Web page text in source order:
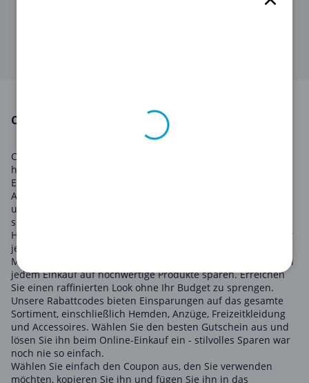
CHARLES TYRWHITT DE in August 2026
Charles Tyrwhitt DE ist ein renommierter Anbieter von
hochwertiger Herrenmode und Accessoires mit britischer
Eleganz. Die Produktpalette umfasst alles von Hemden und
Anzügen bis hin zu Schuhen und Casualwear. Nutzen Sie
unsere Gutscheine, um bei Ihrer nächsten Bestellung zu
sparen. Ob ein Schlips für das Büro oder ein stilvolles neues
Hemd für ein besonderes Anlass, Charles Tyrwhitt DE hat für
jeden Stil und Anlass die passende Bekleidung.
Mit unseren Charles Tyrwhitt DE Gutscheinen können Sie bei
jedem Einkauf auf hochwertige Produkte sparen. Erreichen
Sie einen raffinierten Look ohne Ihr Budget zu sprengen.
Unsere Rabattcodes bieten Einsparungen auf das gesamte
Sortiment, einschließlich Hemden, Anzüge, Freizeitkleidung
und Accessoires. Wählen Sie den besten Gutschein aus und
lösen Sie ihn beim Online-Einkauf ein - stilvolles Sparen war
noch nie so einfach.
Wählen Sie einfach den Coupon aus, den Sie verwenden
möchten, kopieren Sie ihn und fügen Sie ihn in das